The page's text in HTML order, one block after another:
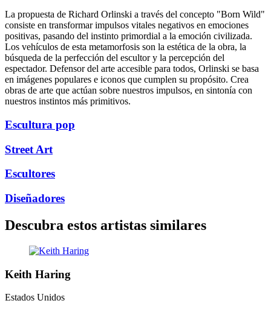
La propuesta de Richard Orlinski a través del concepto "Born Wild"
consiste en transformar impulsos vitales negativos en emociones
positivas, pasando del instinto primordial a la emoción civilizada.
Los vehículos de esta metamorfosis son la estética de la obra, la
búsqueda de la perfección del escultor y la percepción del
espectador. Defensor del arte accesible para todos, Orlinski se basa
en imágenes populares e iconos que cumplen su propósito. Crea
obras de arte que actúan sobre nuestros impulsos, en sintonía con
nuestros instintos más primitivos.
Escultura pop
Street Art
Escultores
Diseñadores
Descubra estos artistas similares
Keith Haring
Estados Unidos